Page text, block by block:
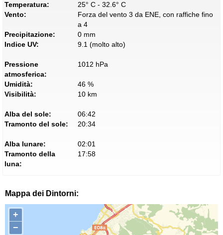
Temperatura:
25° C - 32.6° C
Vento:
Forza del vento 3 da ENE, con raffiche fino
a 4
Precipitazione:
0 mm
Indice UV:
9.1 (molto alto)
Pressione
atmosferica:
1012 hPa
Umidità:
46 %
Visibilità:
10 km
Alba del sole:
06:42
Tramonto del sole:
20:34
Alba lunare:
02:01
Tramonto della
luna:
17:58
Mappa dei Dintorni:
+
−